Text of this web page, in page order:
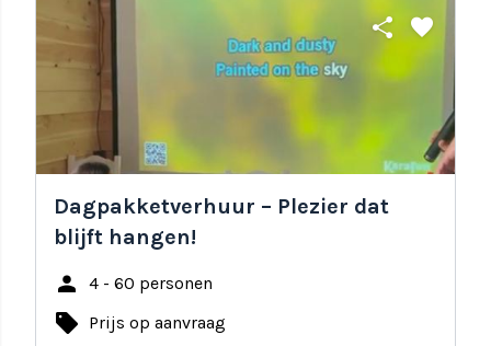
share favorite
Dagpakketverhuur – Plezier dat
blijft hangen!
person 4 - 60 personen
local_offer Prijs op aanvraag